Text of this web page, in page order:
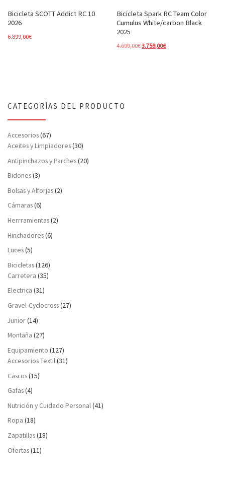
Bicicleta SCOTT Addict RC 10
2026
6.899,00€
Bicicleta Spark RC Team Color
Cumulus White/carbon Black
2025
4.699,00€El precio original era: 4.699,00€.
3.759,00€El precio actual es:
CATEGORÍAS DEL PRODUCTO
Accesorios(67)
Aceites y Limpiadores(30)
Antipinchazos y Parches(20)
Bidones(3)
Bolsas y Alforjas(2)
Cámaras(6)
Herrramientas(2)
Hinchadores(6)
Luces(5)
Bicicletas(126)
Carretera (35)
Electrica (31)
Gravel-Cyclocross(27)
Junior(14)
Montaña (27)
Equipamiento (127)
Accesorios Textil(31)
Cascos(15)
Gafas(4)
Nutrición y Cuidado Personal(41)
Ropa (18)
Zapatillas(18)
Ofertas(11)